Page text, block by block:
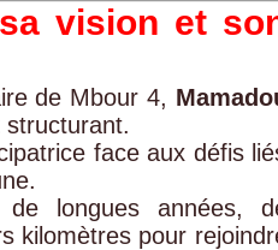
vision et
de Mbour 4,
face aux défis
de longues années,
kilomètres pour